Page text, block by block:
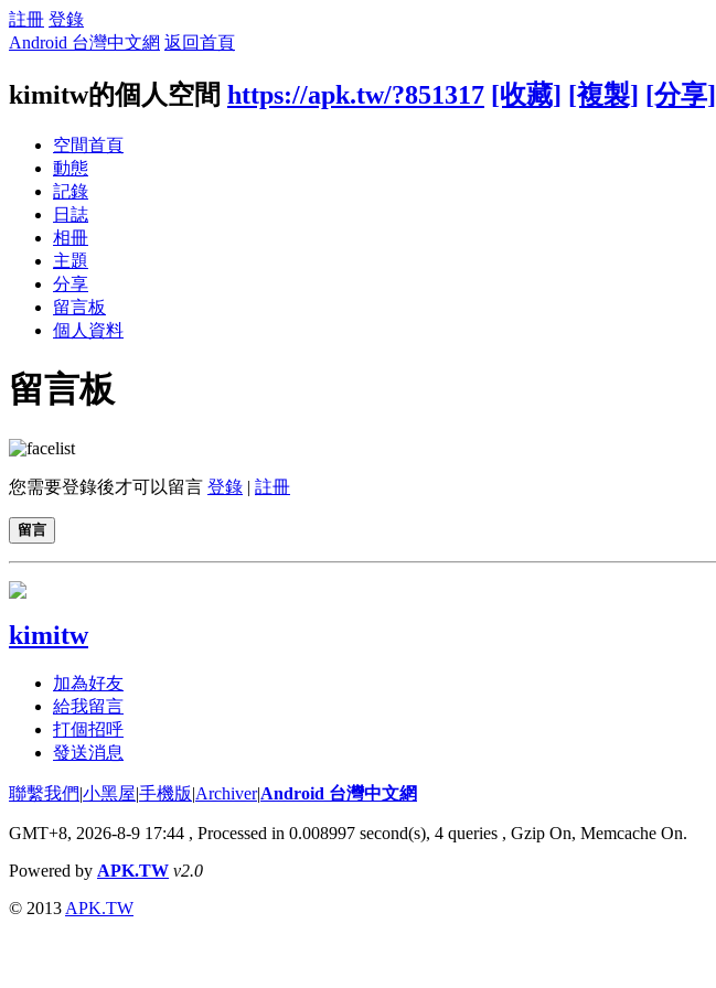
註冊 登錄
Android 台灣中文網 返回首頁
kimitw的個人空間 https://apk.tw/?851317 [收藏] [複製] [分享]
空間首頁
動態
記錄
日誌
相冊
主題
分享
留言板
個人資料
留言板
您需要登錄後才可以留言 登錄 | 註冊
留言
kimitw
加為好友
給我留言
打個招呼
發送消息
聯繫我們|小黑屋|手機版|Archiver|Android 台灣中文網
GMT+8, 2026-8-9 17:44 , Processed in 0.008997 second(s), 4 queries , Gzip On, Memcache On.
Powered by APK.TW v2.0
© 2013 APK.TW